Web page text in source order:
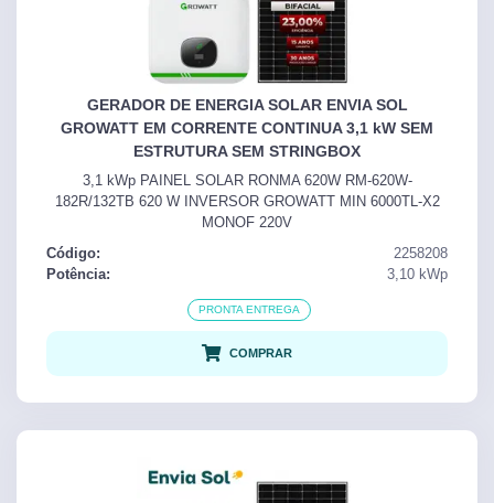
GERADOR DE ENERGIA SOLAR ENVIA SOL
GROWATT EM CORRENTE CONTINUA 3,1 kW SEM
ESTRUTURA SEM STRINGBOX
3,1 kWp PAINEL SOLAR RONMA 620W RM-620W-
182R/132TB 620 W INVERSOR GROWATT MIN 6000TL-X2
MONOF 220V
Código:
2258208
Potência:
3,10 kWp
PRONTA ENTREGA
COMPRAR